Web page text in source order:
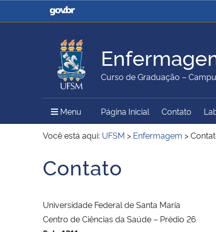
Casa Civil
Ministério da Justiça e
Ministério da Agricultura,
Pecuária e Abastecimento
Ministério da Educação
Ministério do Meio Ambiente Ministério do Turismo
Secretaria de Governo
Curso de Graduação –
Menu Menu Principal do Sítio
Página Inicial Contato
Você está aqui: UFSM > Enfermagem >
Início do conteúdo
Contato
Universidade Federal de Santa Maria
Centro de Ciências da Saúde – Prédio 26